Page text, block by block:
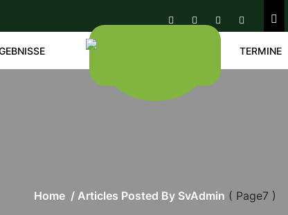
TERMINE
Home / Articles Posted By SvAdmin ( Page7 )